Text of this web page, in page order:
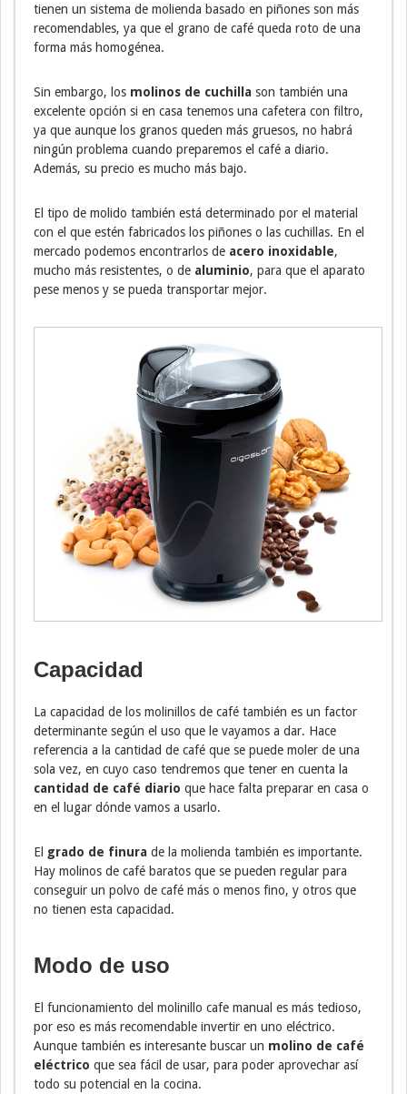
tienen un sistema de molienda basado en piñones son más
recomendables, ya que el grano de café queda roto de una
forma más homogénea.
Sin embargo, los molinos de cuchilla son también una
excelente opción si en casa tenemos una cafetera con filtro,
ya que aunque los granos queden más gruesos, no habrá
ningún problema cuando preparemos el café a diario.
Además, su precio es mucho más bajo.
El tipo de molido también está determinado por el material
con el que estén fabricados los piñones o las cuchillas. En el
mercado podemos encontrarlos de acero inoxidable,
mucho más resistentes, o de aluminio, para que el aparato
pese menos y se pueda transportar mejor.
Capacidad
La capacidad de los molinillos de café también es un factor
determinante según el uso que le vayamos a dar. Hace
referencia a la cantidad de café que se puede moler de una
sola vez, en cuyo caso tendremos que tener en cuenta la
cantidad de café diario que hace falta preparar en casa o
en el lugar dónde vamos a usarlo.
El grado de finura de la molienda también es importante.
Hay molinos de café baratos que se pueden regular para
conseguir un polvo de café más o menos fino, y otros que
no tienen esta capacidad.
Modo de uso
El funcionamiento del molinillo cafe manual es más tedioso,
por eso es más recomendable invertir en uno eléctrico.
Aunque también es interesante buscar un molino de café
eléctrico que sea fácil de usar, para poder aprovechar así
todo su potencial en la cocina.